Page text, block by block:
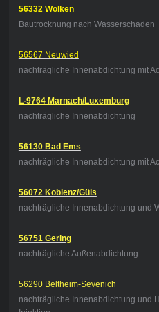
56332 Wolken
Bautrocknung nach Wasserschaden
56567 Neuwied
nachträgliche Innenabdichtung mit
L-9764 Marnach/Luxemburg
nachträgliche Innenabdichtung
56130 Bad Ems
nachträgliche Innenabdichtung mit
56072 Koblenz/Güls
nachträgliche Innenabdichtung und
56751 Gering
nachträgliche Außenabdichtung
56290 Beltheim-Sevenich
nachträgliche Innenabdichtung und